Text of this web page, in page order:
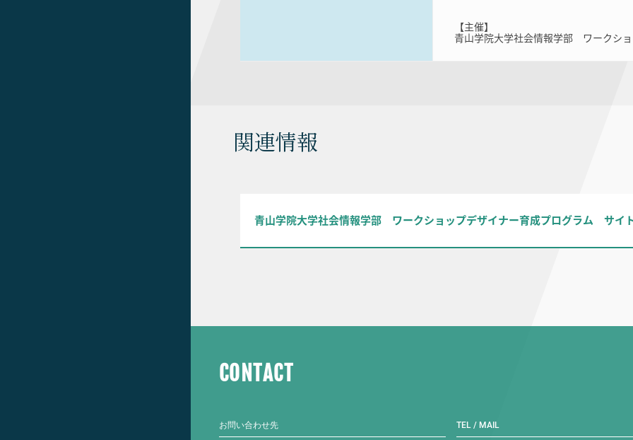
【主催】
青山学院大学社会情報学部 ワークシ
関連情報
青山学院大学社会情報学部 ワークショップデザイナー育成プログラム サイ
CONTACT
お問い合わせ先 TEL / MAIL